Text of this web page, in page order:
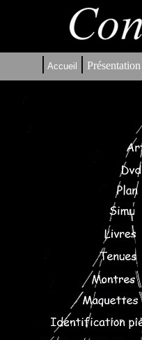
| Accueil | Présentation